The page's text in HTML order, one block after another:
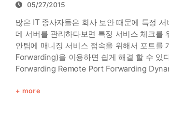
05/27/2015
많은 IT 종사자들은 회사 보안 때문에 특정
데 서버를 관리하다보면 특정 서비스 체크를
안팀에 매니징 서비스 접속을 위해서 포트를
Forwarding)을 이용하면 쉽게 해결 할 수 있
Forwarding Remote Port Forwarding
more